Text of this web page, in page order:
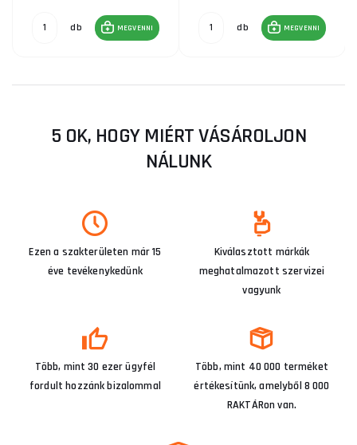
db MEGVENNI db MEGVENNI
5 OK, HOGY MIÉRT VÁSÁROLJON
NÁLUNK
Ezen a szakterületen már 15
éve tevékenykedünk
Kiválasztott márkák
meghatalmazott szervizei
vagyunk
Több, mint 30 ezer ügyfél
fordult hozzánk bizalommal
Több, mint 40 000 terméket
értékesítünk, amelyből 8 000
RAKTÁRon van.